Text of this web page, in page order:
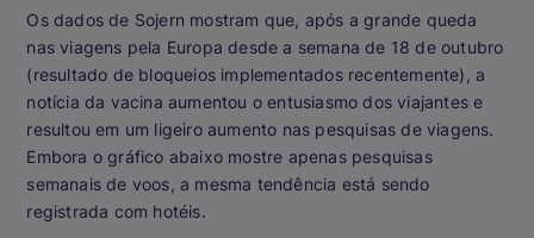
Os dados de Sojern mostram que, após a grande queda
nas viagens pela Europa desde a semana de 18 de outubro
(resultado de bloqueios implementados recentemente), a
notícia da vacina aumentou o entusiasmo dos viajantes e
resultou em um ligeiro aumento nas pesquisas de viagens.
Embora o gráfico abaixo mostre apenas pesquisas
semanais de voos, a mesma tendência está sendo
registrada com hotéis.